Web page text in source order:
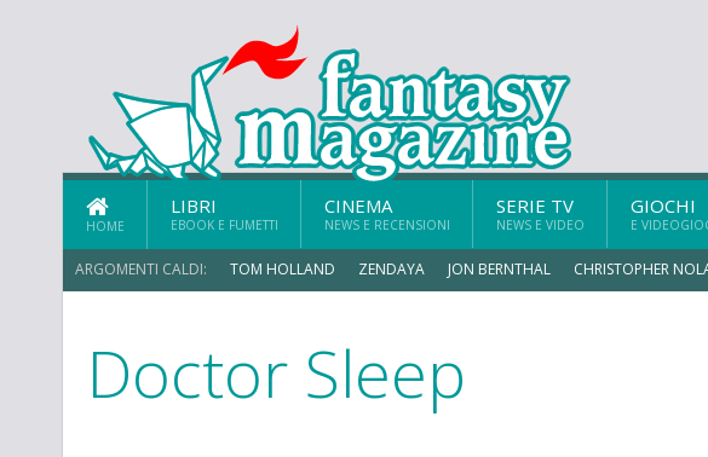
HOME
LIBRI
EBOOK E FUMETTI
CINEMA
NEWS E RECENSIONI
SERIE TV
NEWS E VIDEO
GIOCHI
E
ARGOMENTI CALDI: TOM HOLLAND ZENDAYA JON BERNTHAL CHRISTOPHER
Doctor Sleep